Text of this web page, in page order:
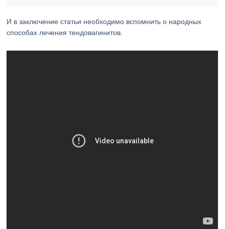
И в заключение статьи необходимо вспомнить о народных
способах лечения тендовагинитов.